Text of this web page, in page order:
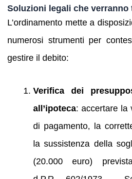
Soluzioni legali che verranno
L’ordinamento mette a
numerosi strumenti per
gestire il debito:
Verifica dei
all’ipoteca: accertare la
di pagamento, la
la sussistenza della
(20.000 euro)